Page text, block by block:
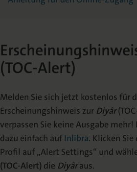
(TOC-Alert)
Melden Sie sich jetzt kostenlos für
Erscheinungshinweis zur Diyâr
verpassen Sie keine Ausgabe mehr!
dazu einfach aufInlibra. Klicken
Profil auf „Alert Settings“ und
(TOC-Alert) die Diyâraus.